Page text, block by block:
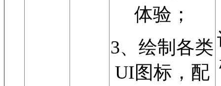
体验；
3、绘制各类
UI图标，配